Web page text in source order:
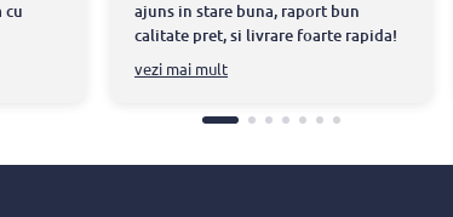
cu
am
ajuns in stare buna, raport bun
calitate pret, si livrare foarte rapida!
Echipa chiar m-a ajutat sa intru in
posestia produselor in doar cateva
vezi mai mult